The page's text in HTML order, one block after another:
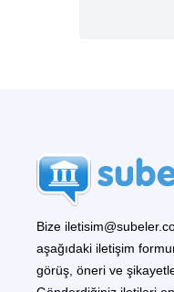
Bize
aşağıdaki iletişim
görüş, öneri ve